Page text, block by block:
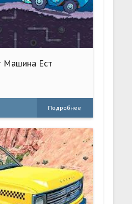
Машина Ест
Подробнее